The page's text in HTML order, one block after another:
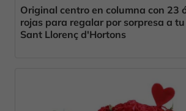
Original centro en columna con 23
rojas para regalar por sorpresa a
Sant Llorenç d'Hortons